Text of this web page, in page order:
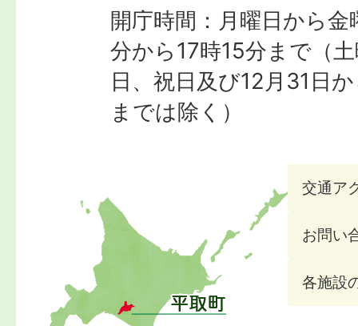
開庁時間：月曜日から
分から17時15分まで（
日、祝日及び12月31日
までは除く）
交通ア
お問い
各施設